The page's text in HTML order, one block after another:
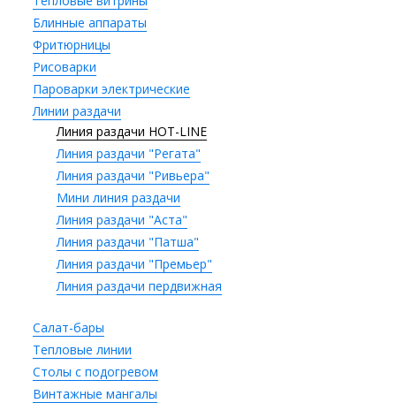
Блинные аппараты
Фритюрницы
Рисоварки
Пароварки электрические
Линии раздачи
Линия раздачи HOT-LINE
Линия раздачи "Регата"
Линия раздачи "Ривьера"
Мини линия раздачи
Линия раздачи "Аста"
Линия раздачи "Патша"
Линия раздачи "Премьер"
Линия раздачи пердвижная
Салат-бары
Тепловые линии
Столы с подогревом
Винтажные мангалы